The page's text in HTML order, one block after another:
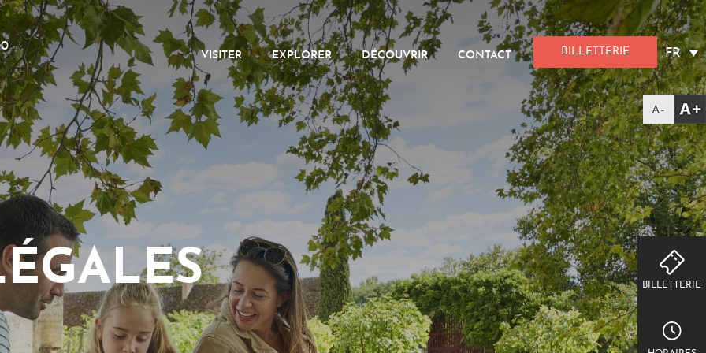
BILLETTERIE
VISITER EXPLORER DÉCOUVRIR CONTACT BILLETTERIE FR